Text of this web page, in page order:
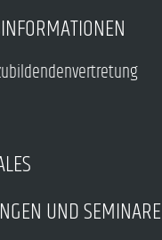
UND SEMINARE